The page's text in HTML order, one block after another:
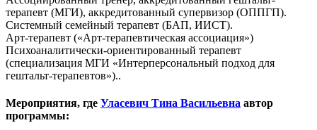
терапевт (МГИ), аккредитованный супервизор (ОППГП).
Системный семейный терапевт (БАП, ИИСТ).
Арт-терапевт («Арт-терапевтическая ассоциация»)
Психоаналитически-ориентированный терапевт
(специализация МГИ «Интерперсональный подход для
гештальт-терапевтов»)..
Мероприятия, где Уласевич Тина Васильевна автор
программы: